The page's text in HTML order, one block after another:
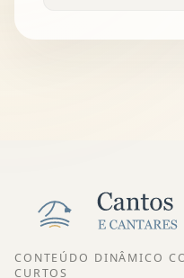
CONTEÚDO DINÂMICO
CURTOS